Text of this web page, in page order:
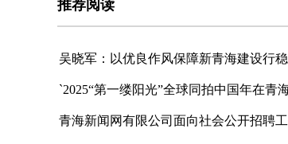
推荐阅读
吴晓军：以优良作风保障新青海建设行
`2025“第一缕阳光”全球同拍中国年在青
青海新闻网有限公司面向社会公开招聘